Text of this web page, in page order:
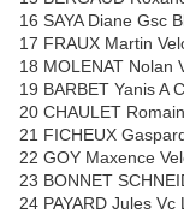
16 SAYA Diane Gsc
17 FRAUX Martin
18 MOLENAT Nolan
19 BARBET Yanis A
20 CHAULET
21 FICHEUX
22 GOY Maxence
23 BONNET
24 PAYARD Jules